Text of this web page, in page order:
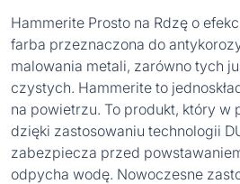
Hammerite Prosto na Rdzę o
farba przeznaczona do
malowania metali, zarówno tych
czystych. Hammerite to
na powietrzu. To produkt, który w
dzięki zastosowaniu technologii
zabezpiecza przed
odpycha wodę. Nowoczesne